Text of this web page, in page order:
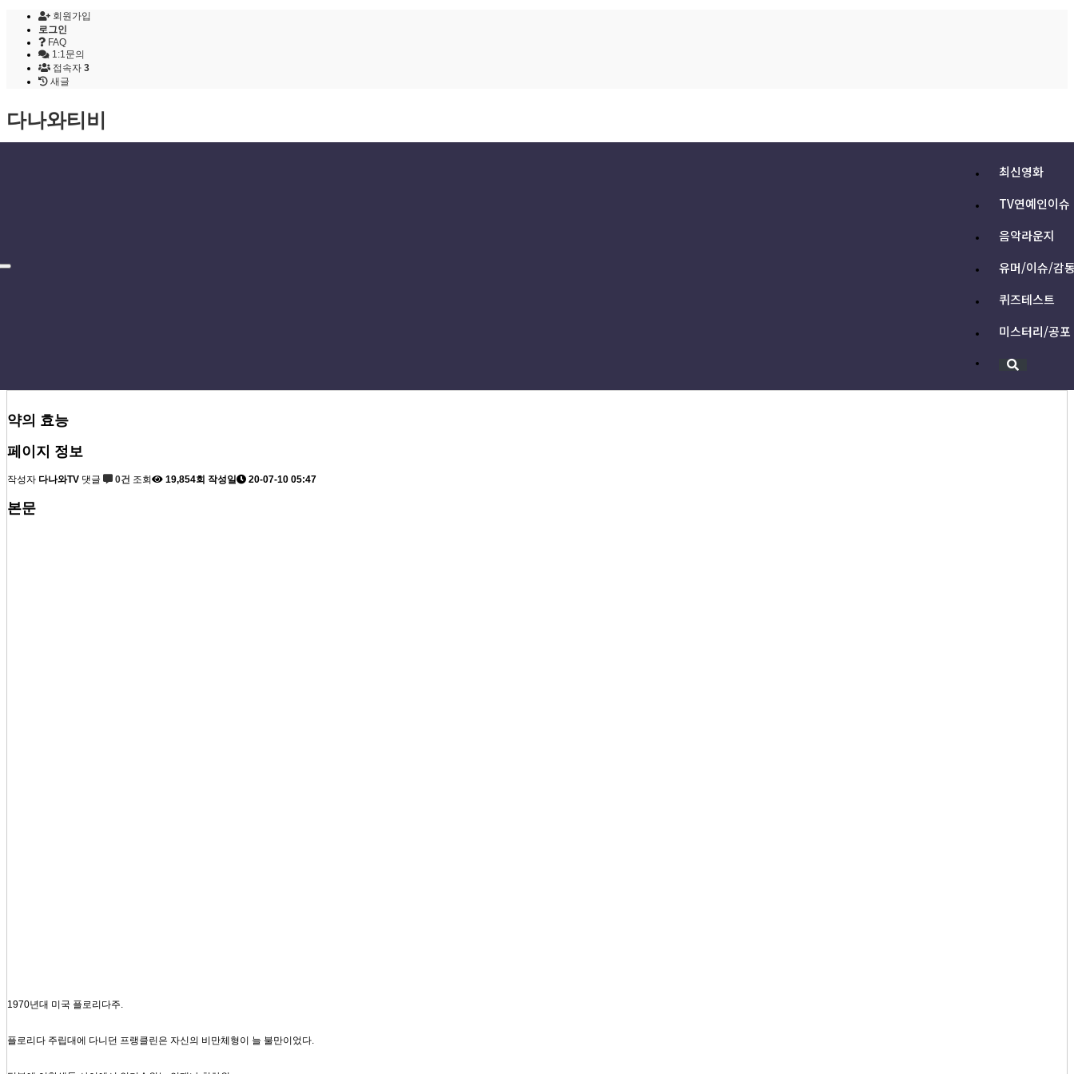
회원가입
로그인
FAQ
1:1문의
접속자 3
새글
다나와티비
최신영화
TV연예인이슈
음악라운지
유머/이슈/감
퀴즈테스트
미스터리/공포
약의 효능
페이지 정보
작성자 다나와TV 댓글 0건 조회 19,854회 작성일 20-07-10 05:47
본문
1970년대 미국 플로리다주.
플로리다 주립대에 다니던 프랭클린은 자신의 비만체형이 늘 불만이었다.